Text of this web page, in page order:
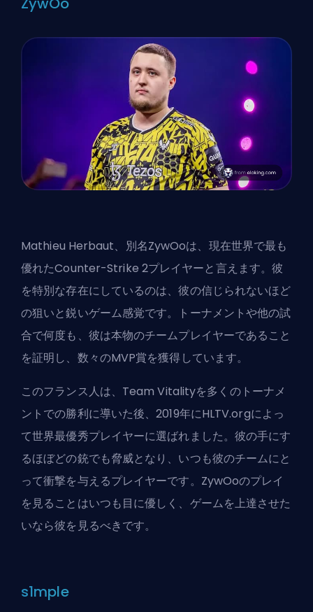
Mathieu Herbaut、別名ZywOoは、現在世界で最も
優れたCounter-Strike 2プレイヤーと言えます。彼
を特別な存在にしているのは、彼の信じられないほど
の狙いと鋭いゲーム感覚です。トーナメントや他の試
合で何度も、彼は本物のチームプレイヤーであること
を証明し、数々のMVP賞を獲得しています。
このフランス人は、Team Vitalityを多くのトーナメ
ントでの勝利に導いた後、2019年にHLTV.orgによっ
て世界最優秀プレイヤーに選ばれました。彼の手にす
るほぼどの銃でも脅威となり、いつも彼のチームにと
って衝撃を与えるプレイヤーです。ZywOoのプレイ
を見ることはいつも目に優しく、ゲームを上達させた
いなら彼を見るべきです。
s1mple